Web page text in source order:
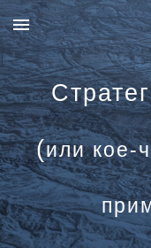
Skip to main content
(или кое-